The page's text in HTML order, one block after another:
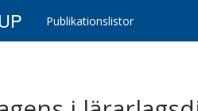
Publikationslistor